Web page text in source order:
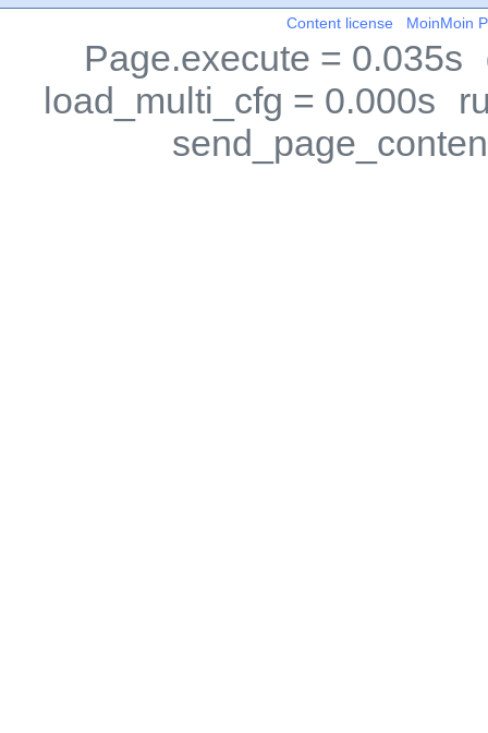
Content license MoinMoin
Page.execute = 0.035s
load_multi_cfg = 0.000s